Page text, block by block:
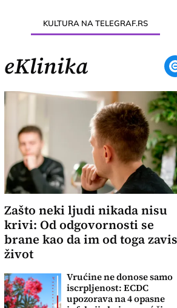
KULTURA NA TELEGRAF.RS
eKlinika
Zašto neki ljudi nikada nisu
krivi: Od odgovornosti se
brane kao da im od toga
život
Vrućine ne donose samo
iscrpljenost: ECDC
upozorava na 4 opasne